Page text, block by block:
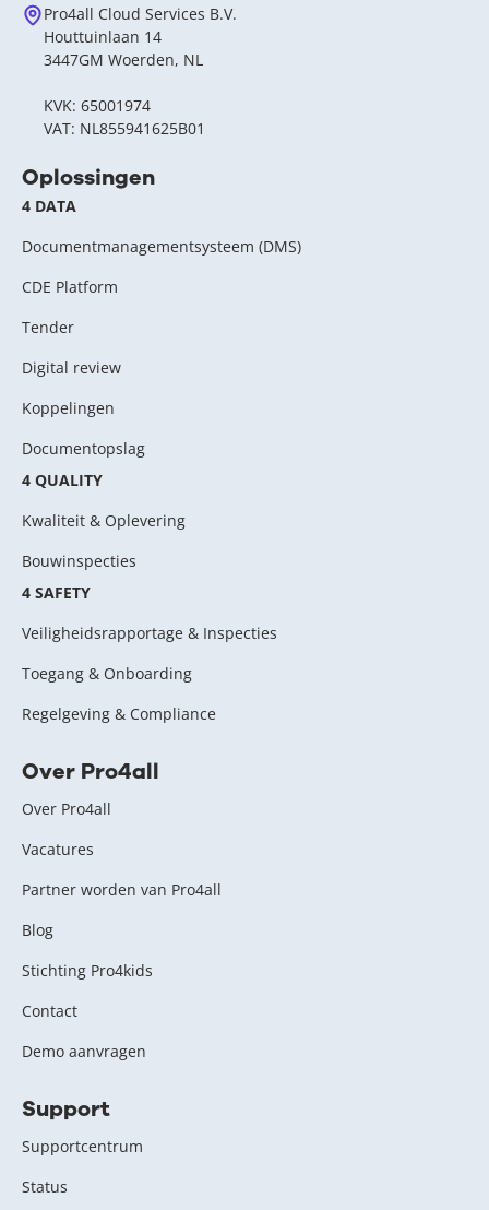
Pro4all Cloud Services B.V.
Houttuinlaan 14
3447GM Woerden, NL
KVK: 65001974
VAT: NL855941625B01
Oplossingen
4 DATA
Documentmanagementsysteem (DMS)
CDE Platform
Tender
Digital review
Koppelingen
Documentopslag
4 QUALITY
Kwaliteit & Oplevering
Bouwinspecties
4 SAFETY
Veiligheidsrapportage & Inspecties
Toegang & Onboarding
Regelgeving & Compliance
Over Pro4all
Over Pro4all
Vacatures
Partner worden van Pro4all
Blog
Stichting Pro4kids
Contact
Demo aanvragen
Support
Supportcentrum
Status